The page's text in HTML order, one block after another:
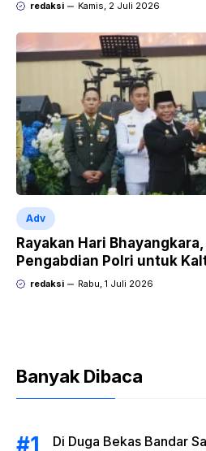
redaksi Kamis, 2 Juli 2026
Adv
Rayakan Hari
Pengabdian Polri untuk
redaksi Rabu, 1 Juli 2026
Banyak Dibaca
Di Duga Bekas Bandar